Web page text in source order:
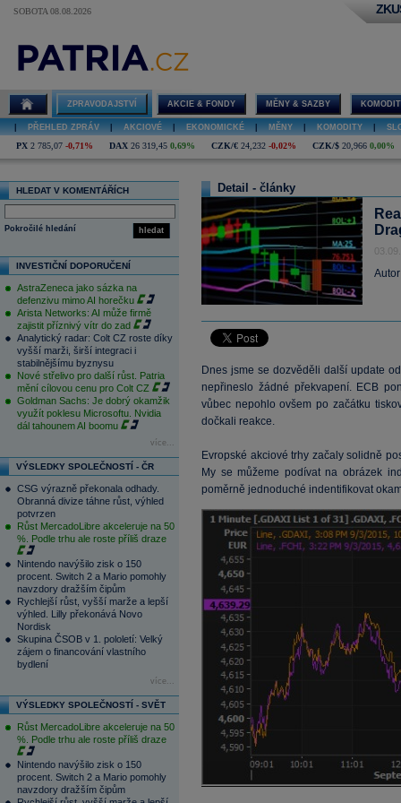
SOBOTA 08.08.2026
ZPRAVODAJSTVÍ AKCIE & FONDY MĚNY & SAZBY
PŘEHLED ZPRÁV AKCIOVÉ EKONOMICKÉ MĚNY KOMODITY
PX 2 785,07 -0,71% DAX 26 319,45 0,69% CZK/€ 24,232 -0,02% CZK/$ 20,966 0,00%
HLEDAT V KOMENTÁŘÍCH
hledat
Pokročilé hledání
INVESTIČNÍ DOPORUČENÍ
AstraZeneca jako sázka na
defenzivu mimo AI horečku
Arista Networks: AI může firmě
zajistit příznivý vítr do zad
Analytický radar: Colt CZ roste díky
vyšší marži, širší integraci i
stabilnějšímu byznysu
Nové střelivo pro další růst. Patria
mění cílovou cenu pro Colt CZ
Goldman Sachs: Je dobrý okamžik
využít poklesu Microsoftu. Nvidia
dál tahounem AI boomu
více...
VÝSLEDKY SPOLEČNOSTÍ - ČR
CSG výrazně překonala odhady.
Obranná divize táhne růst, výhled
potvrzen
Růst MercadoLibre akceleruje na 50
%. Podle trhu ale roste příliš draze
Nintendo navýšilo zisk o 150
procent. Switch 2 a Mario pomohly
navzdory dražším čipům
Rychlejší růst, vyšší marže a lepší
výhled. Lilly překonává Novo
Nordisk
Skupina ČSOB v 1. pololetí: Velký
zájem o financování vlastního
bydlení
více...
VÝSLEDKY SPOLEČNOSTÍ - SVĚT
Růst MercadoLibre akceleruje na 50
%. Podle trhu ale roste příliš draze
Nintendo navýšilo zisk o 150
procent. Switch 2 a Mario pomohly
navzdory dražším čipům
Detail - články
Dnes jsme se dozvěděli další update
nepřineslo žádné překvapení. ECB
vůbec nepohlo ovšem po začátku
dočkali reakce.
Evropské akciové trhy začaly solidně
My se můžeme podívat na obrázek
poměrně jednoduché indentifikovat